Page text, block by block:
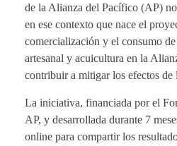
de la Alianza del Pacífico (AP)
en ese contexto que nace el
comercialización y el consumo
artesanal y acuicultura en la
contribuir a mitigar los efectos
La iniciativa, financiada por el
AP, y desarrollada durante 7
online para compartir los